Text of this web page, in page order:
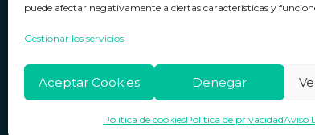
puede afectar negativamente a ciertas características y
Gestionar los servicios
Aceptar Cookies Denegar
Política de cookiesPolítica de privacidadAviso
Horario de atención
Lun. a Vie.: 09:00h - 18:00h
Política de